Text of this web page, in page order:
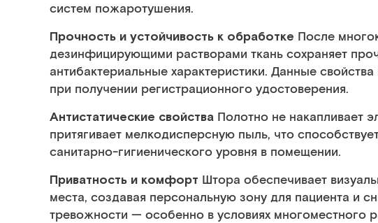
систем пожаротушения.
Прочность и устойчивость к обработке После
дезинфицирующими растворами ткань сохраняет
антибактериальные характеристики. Данные
при получении регистрационного удостоверения.
Антистатические свойства Полотно не накапливает
притягивает мелкодисперсную пыль, что
санитарно-гигиенического уровня в помещении.
Приватность и комфорт Штора обеспечивает
места, создавая персональную зону для пациента и
тревожности — особенно в условиях многоместного